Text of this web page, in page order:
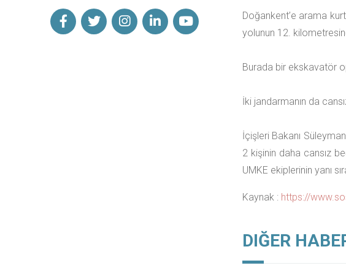
Doğankent’e arama
yolunun 12.
Burada bir ekskavatör
İki jandarmanın da
İçişleri Bakanı
2 kişinin daha cansız
UMKE ekiplerinin yanı
Kaynak : https://
DIĞER